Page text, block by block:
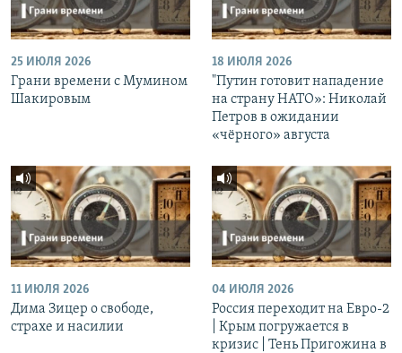
25 ИЮЛЯ 2026
Грани времени с Мумином
Шакировым
18 ИЮЛЯ 2026
"Путин готовит нападение
на страну НАТО»: Николай
Петров в ожидании
«чёрного» августа
11 ИЮЛЯ 2026
Дима Зицер о свободе,
страхе и насилии
04 ИЮЛЯ 2026
Россия переходит на Евро-2
| Крым погружается в
кризис | Тень Пригожина в